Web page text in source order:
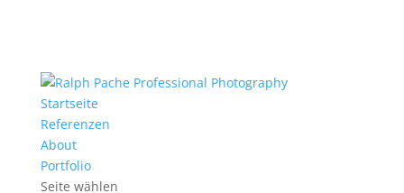
Startseite
Referenzen
About
Portfolio
Seite wählen